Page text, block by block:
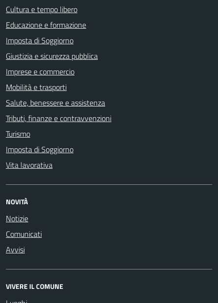
Cultura e tempo libero
Educazione e formazione
Imposta di Soggiorno
Giustizia e sicurezza pubblica
Imprese e commercio
Mobilità e trasporti
Salute, benessere e assistenza
Tributi, finanze e contravvenzioni
Turismo
Imposta di Soggiorno
Vita lavorativa
NOVITÀ
Notizie
Comunicati
Avvisi
VIVERE IL COMUNE